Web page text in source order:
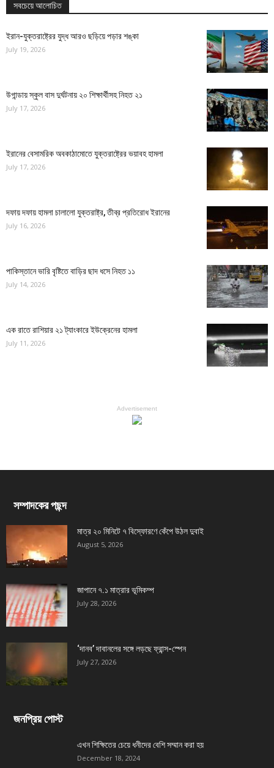
সবচেয়ে আলোচিত
ইরান-যুক্তরাষ্ট্রের যুদ্ধ আরও ছড়িয়ে পড়ার শঙ্কা
July 19, 2026
উগান্ডায় স্কুল বাস দুর্ঘটনায় ২০ শিক্ষার্থীসহ নিহত ২১
July 17, 2026
ইরানের বেসামরিক অবকাঠামোতে যুক্তরাষ্ট্রের ভয়াবহ হামলা
July 17, 2026
দফায় দফায় হামলা চালালো যুক্তরাষ্ট্র, তীব্র প্রতিরোধ ইরানের
July 16, 2026
পাকিস্তানে ভারি বৃষ্টিতে বাড়ির ছাদ ধসে নিহত ১১
July 14, 2026
এক রাতে রাশিয়ার ২১ ট্যাংকারে ইউক্রেনের হামলা
July 11, 2026
Advertisement
সম্পাদকের পছন্দ
মাত্র ২০ মিনিটে ৭ বিস্ফোরণে কেঁপে উঠল দুবাই
August 5, 2026
জাপানে ৭.১ মাত্রার ভূমিকম্প
July 28, 2026
‘দানব’ দাবানলের সঙ্গে লড়ছে ফ্রান্স-স্পেন
July 27, 2026
জনপ্রিয় পোস্ট
এখন শিক্ষিতের চেয়ে ধনীদের বেশি সম্মান করা হয়
December 18, 2024